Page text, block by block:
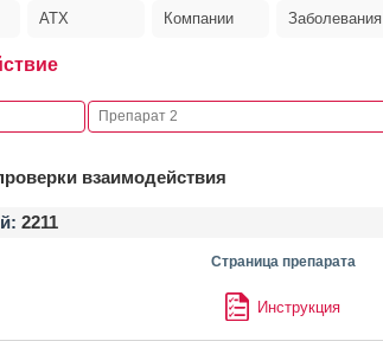
АТХ Компании Заболевания
взаимодействия
2211
Страница препарата
Инструкция